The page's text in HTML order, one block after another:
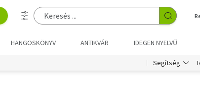
HANGOSKÖNYV ANTIKVÁR IDEGEN NYELVŰ
Segítség